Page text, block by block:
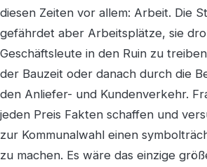
diesen Zeiten vor allem: Arbeit. Die
gefährdet aber Arbeitsplätze, sie
Geschäftsleute in den Ruin zu
der Bauzeit oder danach durch die
den Anliefer- und Kundenverkehr.
jeden Preis Fakten schaffen und
zur Kommunalwahl einen
zu machen. Es wäre das einzige